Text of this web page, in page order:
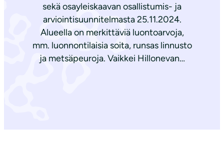
sekä osayleiskaavan osallistumis- ja
arviointisuunnitelmasta 25.11.2024.
Alueella on merkittäviä luontoarvoja,
mm. luonnontilaisia soita, runsas linnusto
ja metsäpeuroja. Vaikkei Hillonevan…